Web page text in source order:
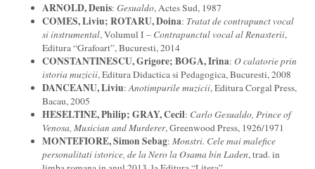
ARNOLD, Denis: Gesualdo, Actes Sud, 1987
COMES, Liviu; ROTARU, Doina: Tratat de contrapunct vocal
si instrumental, Volumul I – Contrapunctul vocal al Renasterii,
Editura “Grafoart”, Bucuresti, 2014
CONSTANTINESCU, Grigore; BOGA, Irina: O calatorie prin
istoria muzicii, Editura Didactica si Pedagogica, Bucuresti, 2008
DANCEANU, Liviu:Anotimpurile muzicii, Editura Corgal Press,
Bacau, 2005
HESELTINE, Philip; GRAY, Cecil: Carlo Gesualdo, Prince of
Venosa, Musician and Murderer, Greenwood Press, 1926/1971
MONTEFIORE, Simon Sebag: Monstri. Cele mai malefice
personalitati istorice, de la Nero la Osama bin Laden, trad. in